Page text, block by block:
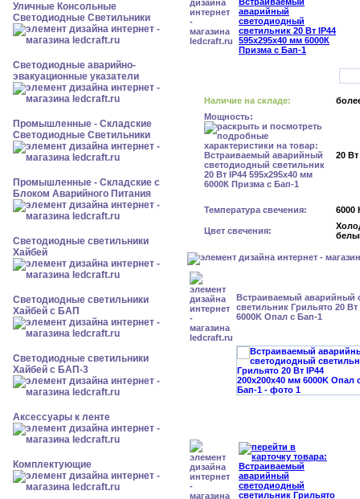
Уличные Консольные
Светодиодные Светильники
Светодиодные аварийно-
эвакуационные указатели
Промышленные - Складские
Светодиодные Светильники
Промышленные - Складские с
Блоком Аварийного Питания
Светодиодные светильники
Хайбей
Светодиодные светильники
Хайбей с БАП
Светодиодные светильники
Хайбей с БАП-3
Аксессуары к ленте
Комплектующие
Наличие на складе:
Мощность:
20 Вт
Температура свечения: 6000
Цвет свечения:
Встраиваемый аварийный
светильник Грильято 20 Вт
6000K Опал с Бап-1